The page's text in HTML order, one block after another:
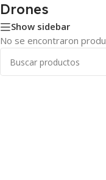
Drones
Show sidebar
No se encontraron